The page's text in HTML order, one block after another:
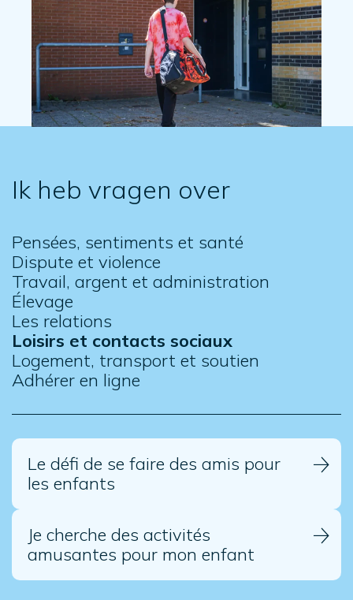
Ik heb vragen over
Pensées, sentiments et santé
Dispute et violence
Travail, argent et administration
Élevage
Les relations
Loisirs et contacts sociaux
Logement, transport et soutien
Adhérer en ligne
Le défi de se faire des amis pour
les enfants
Je cherche des activités
amusantes pour mon enfant